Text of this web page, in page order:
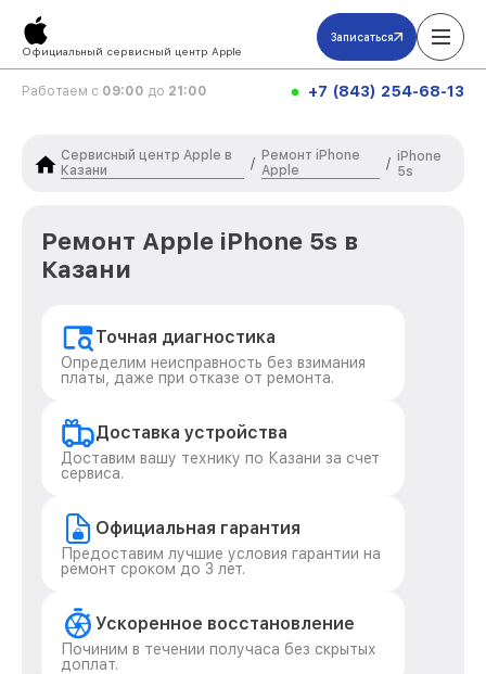
Официальный сервисный центр Apple
Записаться
Работаем с 09:00 до 21:00 +7 (843) 254-68-13
Сервисный центр Apple в
Казани
/
Ремонт iPhone
Apple
/ iPhone
5s
Ремонт Apple iPhone 5s в
Казани
Точная диагностика
Определим неисправность без взимания
платы, даже при отказе от ремонта.
Доставка устройства
Доставим вашу технику по Казани за счет
сервиса.
Официальная гарантия
Предоставим лучшие условия гарантии на
ремонт сроком до 3 лет.
Ускоренное восстановление
Починим в течении получаса без скрытых
доплат.